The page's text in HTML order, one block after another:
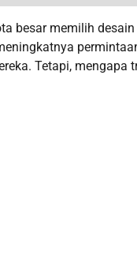
besar memilih desain
Tetapi, mengapa